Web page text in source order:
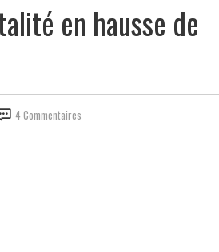
en hausse de
4 Commentaires